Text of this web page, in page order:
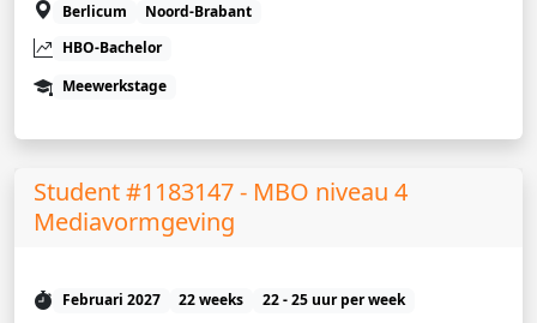
Berlicum
Noord-Brabant
HBO-Bachelor
Meewerkstage
Student #1183147 - MBO niveau 4
Mediavormgeving
Februari 2027 22 weeks
22 - 25 uur per week